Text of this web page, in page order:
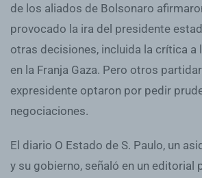
de los aliados de Bolsonaro
provocado la ira del presidente
otras decisiones, incluida la crítica a
en la Franja Gaza. Pero otros
expresidente optaron por pedir
negociaciones.
El diario O Estado de S. Paulo, un
y su gobierno, señaló en un editorial